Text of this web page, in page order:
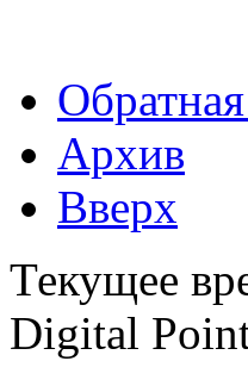
Обратная
Архив
Вверх
Текущее
Digital